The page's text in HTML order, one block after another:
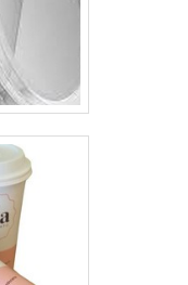
cada
bobina
M, G e
de
e
de
os
que
é
cada
em